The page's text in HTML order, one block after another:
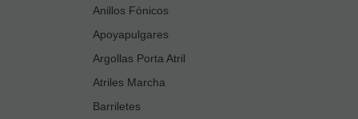
Anillos Fónicos
Apoyapulgares
Argollas Porta Atril
Atriles Marcha
Barriletes